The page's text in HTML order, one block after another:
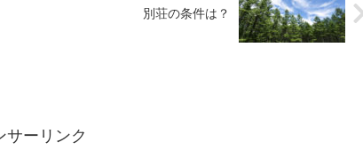
別荘の条件は？
サーリンク